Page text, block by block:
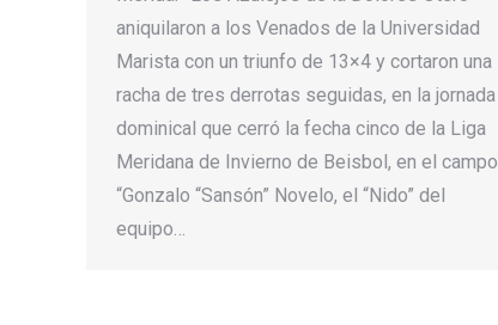
aniquilaron a los Venados de la Universidad
Marista con un triunfo de 13×4 y cortaron una
racha de tres derrotas seguidas, en la jornada
dominical que cerró la fecha cinco de la Liga
Meridana de Invierno de Beisbol, en el campo
“Gonzalo “Sansón” Novelo, el “Nido” del
equipo…